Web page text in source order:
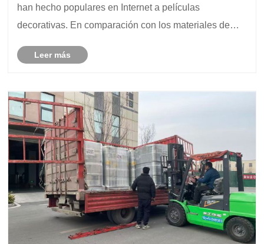
han hecho populares en Internet a películas
decorativas. En comparación con los materiales de
baja resistencia al rayado y al desgas......
Leer más